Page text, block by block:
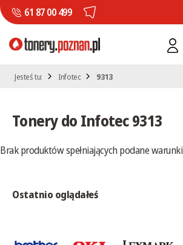
61 87 00 499
Jesteś tu: Infotec 9313
Tonery do Infotec 9313
Brak produktów spełniających podane warunki
Ostatnio oglądałeś